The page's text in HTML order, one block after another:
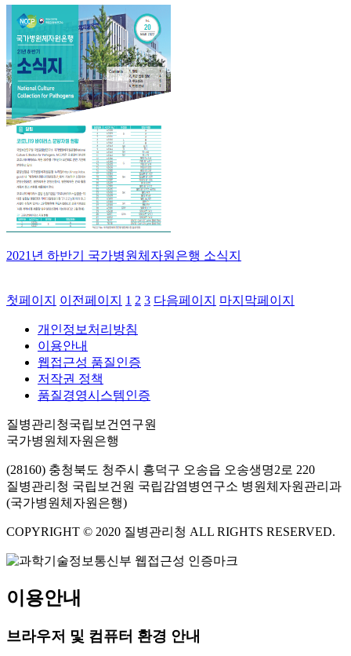
2021년 하반기 국가병원체자원은행 소식지
첫페이지 이전페이지 1 2 3 다음페이지 마지막페이지
개인정보처리방침
이용안내
웹접근성 품질인증
저작권 정책
품질경영시스템인증
질병관리청국립보건연구원
국가병원체자원은행
(28160) 충청북도 청주시 흥덕구 오송읍 오송생명2로 220
질병관리청 국립보건원 국립감염병연구소 병원체자원관리과
(국가병원체자원은행)
COPYRIGHT © 2020 질병관리청 ALL RIGHTS RESERVED.
이용안내
브라우저 및 컴퓨터 환경 안내